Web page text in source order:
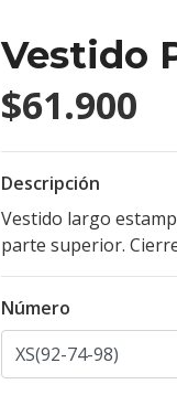
Vestido
$61.900
Descripción
Vestido largo
parte superior.
Número